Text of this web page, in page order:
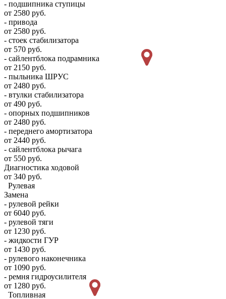
- подшипника ступицы
от 2580 руб.
- привода
от 2580 руб.
- стоек стабилизатора
от 570 руб.
- сайлентблока подрамника
от 2150 руб.
- пыльника ШРУС
от 2480 руб.
- втулки стабилизатора
от 490 руб.
- опорных подшипников
от 2480 руб.
- переднего амортизатора
от 2440 руб.
- сайлентблока рычага
от 550 руб.
Диагностика ходовой
от 340 руб.
Рулевая
Замена
- рулевой рейки
от 6040 руб.
- рулевой тяги
от 1230 руб.
- жидкости ГУР
от 1430 руб.
- рулевого наконечника
от 1090 руб.
- ремня гидроусилителя
от 1280 руб.
Топливная